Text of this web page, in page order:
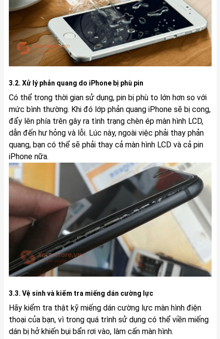
3.2. Xử lý phản quang do iPhone bị phù pin
Có thể trong thời gian sử dụng, pin bị phù to lớn hơn so với
mức bình thường. Khi đó lớp phản quang iPhone sẽ bị cong,
đẩy lên phía trên gây ra tình trạng chèn ép màn hình LCD,
dẫn đến hư hỏng và lỗi. Lúc này, ngoài việc phải thay phản
quang, bạn có thể sẽ phải thay cả màn hình LCD và cả pin
iPhone nữa.
3.3. Vệ sinh và kiểm tra miếng dán cường lực
Hãy kiểm tra thật kỹ miếng dán cường lực màn hình điện
thoại của bạn, vì trong quá trình sử dụng có thể viền miếng
dán bị hở khiến bụi bẩn rơi vào, làm cấn màn hình.